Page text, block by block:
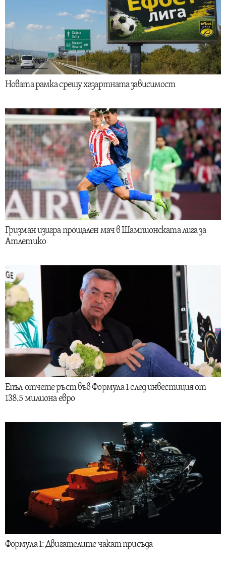
Новата рамка срещу хазартната зависимост
Гризман изигра прощален мач в Шампионската лига за
Атлетико
Епъл отчете ръст във Формула 1 след инвестиция от
138.5 милиона евро
Формула 1: Двигателите чакат присъда